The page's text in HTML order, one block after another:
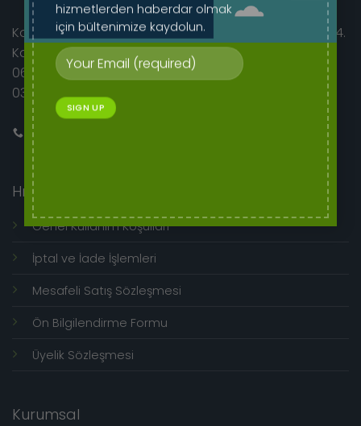
hizmetlerden haberdar olmak
için bültenimize kaydolun.
Korkutreis Mah. Atatürk Bulvarı sıhhıye merkez iş hanı 4.
Kat No:46/42
06400 Çankaya/Ankara
0312 230 08 52 - 0505 282 60 14
Bizi Arayın
Hızlı Menü
Genel Kullanım Koşulları
İptal ve İade İşlemleri
Mesafeli Satış Sözleşmesi
Ön Bilgilendirme Formu
Üyelik Sözleşmesi
Kurumsal